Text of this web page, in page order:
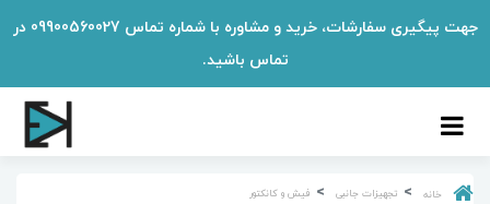
جهت پیگیری سفارشات، خرید و مشاوره با شماره تماس 09900560027 در
تماس باشید.
خانه تجهیزات جانبی فیش و کانکتور